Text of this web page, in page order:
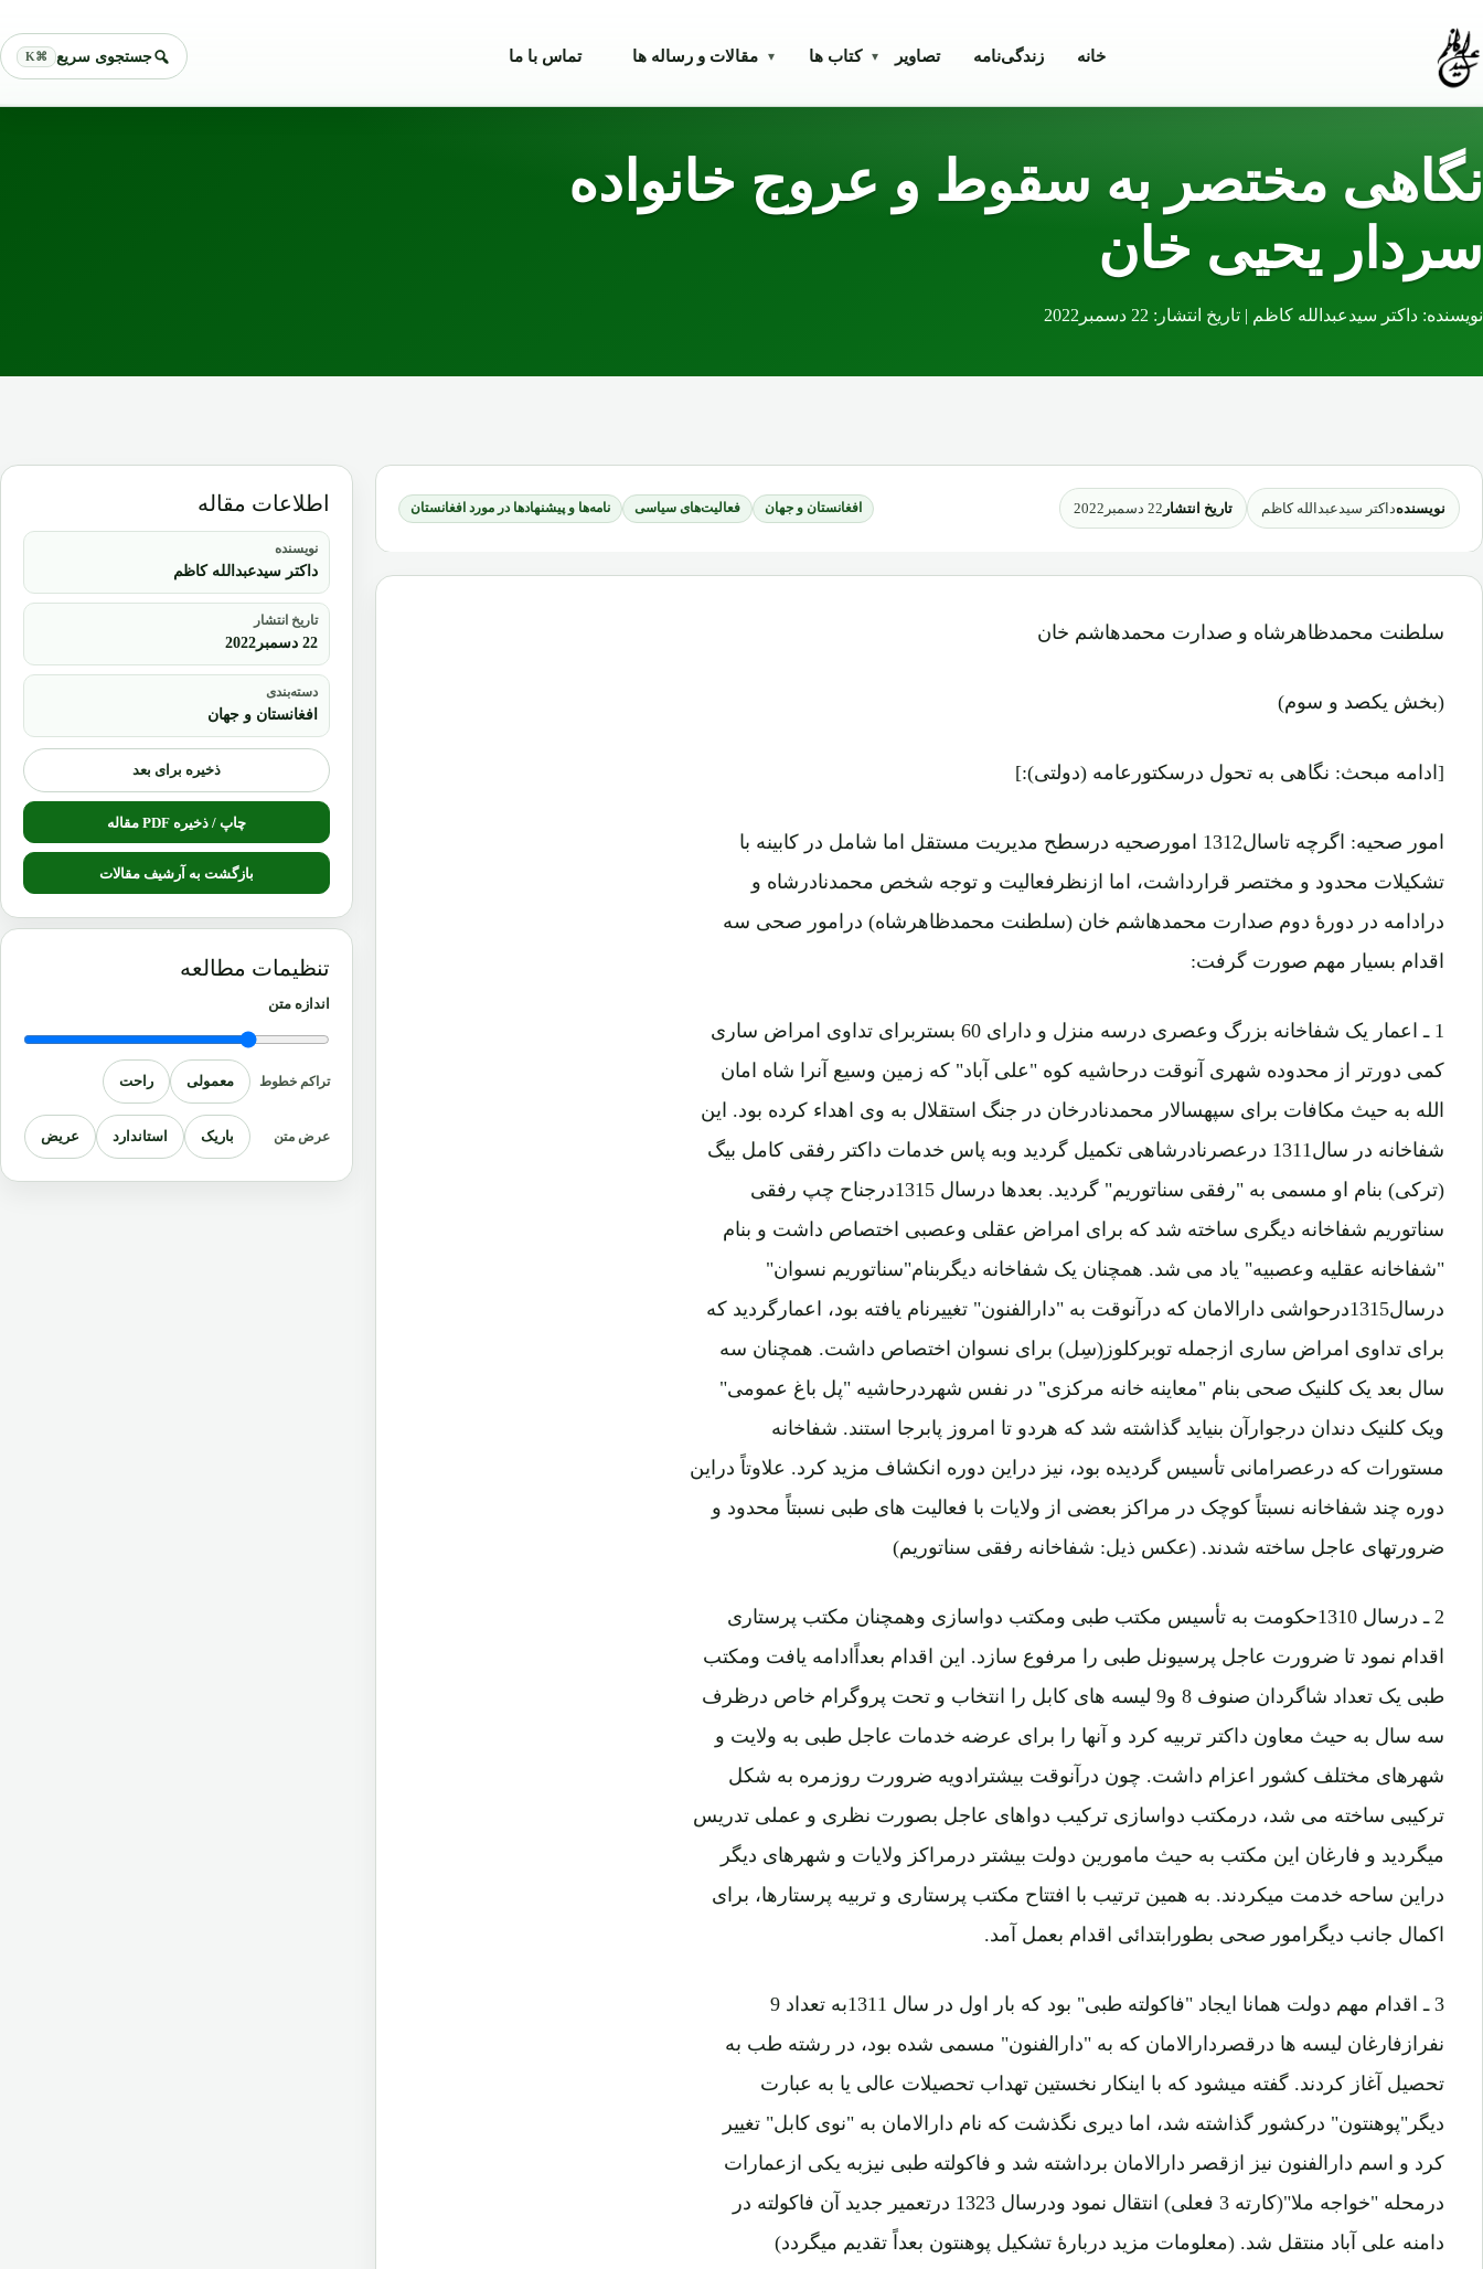
خانه زندگی‌نامه تصاویر کتاب ها ▾ مقالات و رساله ها ▾ تماس با ما جستجوی سریع ⌘K
نگاهی مختصر به سقوط و عروج خانواده
سردار یحیی خان
نویسنده: داکتر سیدعبدالله کاظم | تاریخ انتشار: 22 دسمبر2022
نویسندهداکتر سیدعبدالله کاظم تاریخ انتشار 22 دسمبر2022 افغانستان و جهان فعالیت‌های سیاسی نامه‌ها و پیشنهادها در مورد افغانستان
سلطنت محمدظاهرشاه و صدارت محمدهاشم خان
(بخش یکصد و سوم)
[ادامه مبحث: نگاهی به تحول درسکتورعامه (دولتی):]
امور صحیه: اگرچه تاسال1312 امورصحیه درسطح مدیریت مستقل اما شامل در کابینه با
تشکیلات محدود و مختصر قرارداشت، اما ازنظرفعالیت و توجه شخص محمدنادرشاه و
درادامه در دورۀ دوم صدارت محمدهاشم خان (سلطنت محمدظاهرشاه) درامور صحی سه
اقدام بسیار مهم صورت گرفت:
1 ـ اعمار یک شفاخانه بزرگ وعصری درسه منزل و دارای 60 بستربرای تداوی امراض ساری
کمی دورتر از محدوده شهری آنوقت درحاشیه کوه "علی آباد" که زمین وسیع آنرا شاه امان
الله به حیث مکافات برای سپهسالار محمدنادرخان در جنگ استقلال به وی اهداء کرده بود. این
شفاخانه در سال1311 درعصرنادرشاهی تکمیل گردید وبه پاس خدمات داکتر رفقی کامل بیگ
(ترکی) بنام او مسمی به "رفقی سناتوریم" گردید. بعدها درسال 1315درجناح چپ رفقی
سناتوریم شفاخانه دیگری ساخته شد که برای امراض عقلی وعصبی اختصاص داشت و بنام
"شفاخانه عقلیه وعصبیه" یاد می شد. همچنان یک شفاخانه دیگربنام"سناتوریم نسوان"
درسال1315درحواشی دارالامان که درآنوقت به "دارالفنون" تغییرنام یافته بود، اعمارگردید که
برای تداوی امراض ساری ازجمله توبرکلوز(سِل) برای نسوان اختصاص داشت. همچنان سه
سال بعد یک کلنیک صحی بنام "معاینه خانه مرکزی" در نفس شهردرحاشیه "پل باغ عمومی"
ویک کلنیک دندان درجوارآن بنیاید گذاشته شد که هردو تا امروز پابرجا استند. شفاخانه
مستورات که درعصرامانی تأسیس گردیده بود، نیز دراین دوره انکشاف مزید کرد. علاوتاً دراین
دوره چند شفاخانه نسبتاً کوچک در مراکز بعضی از ولایات با فعالیت های طبی نسبتاً محدود و
ضرورتهای عاجل ساخته شدند. (عکس ذیل: شفاخانه رفقی سناتوریم)
2 ـ درسال 1310حکومت به تأسیس مکتب طبی ومکتب دواسازی وهمچنان مکتب پرستاری
اقدام نمود تا ضرورت عاجل پرسیونل طبی را مرفوع سازد. این اقدام بعداًادامه یافت ومکتب
طبی یک تعداد شاگردان صنوف 8 و9 لیسه های کابل را انتخاب و تحت پروگرام خاص درظرف
سه سال به حیث معاون داکتر تربیه کرد و آنها را برای عرضه خدمات عاجل طبی به ولایت و
شهرهای مختلف کشور اعزام داشت. چون درآنوقت بیشترادویه ضرورت روزمره به شکل
ترکیبی ساخته می شد، درمکتب دواسازی ترکیب دواهای عاجل بصورت نظری و عملی تدریس
میگردید و فارغان این مکتب به حیث مامورین دولت بیشتر درمراکز ولایات و شهرهای دیگر
دراین ساحه خدمت میکردند. به همین ترتیب با افتتاح مکتب پرستاری و تربیه پرستارها، برای
اکمال جانب دیگرامور صحی بطورابتدائی اقدام بعمل آمد.
3 ـ اقدام مهم دولت همانا ایجاد "فاکولته طبی" بود که بار اول در سال 1311به تعداد 9
نفرازفارغان لیسه ها درقصردارالامان که به "دارالفنون" مسمی شده بود، در رشته طب به
تحصیل آغاز کردند. گفته میشود که با اینکار نخستین تهداب تحصیلات عالی یا به عبارت
دیگر"پوهنتون" درکشور گذاشته شد، اما دیری نگذشت که نام دارالامان به "نوی کابل" تغییر
کرد و اسم دارالفنون نیز ازقصر دارالامان برداشته شد و فاکولته طبی نیزبه یکی ازعمارات
درمحله "خواجه ملا"(کارته 3 فعلی) انتقال نمود ودرسال 1323 درتعمیر جدید آن فاکولته در
دامنه علی آباد منتقل شد. (معلومات مزید دربارۀ تشکیل پوهنتون بعداً تقدیم میگردد)
اطلاعات مقاله
نویسنده
داکتر سیدعبدالله کاظم
تاریخ انتشار
22 دسمبر2022
دسته‌بندی
افغانستان و جهان
ذخیره برای بعد
چاپ / ذخیره PDF مقاله
بازگشت به آرشیف مقالات
تنظیمات مطالعه
اندازه متن
تراکم خطوط معمولی راحت
عرض متن باریک استاندارد عریض